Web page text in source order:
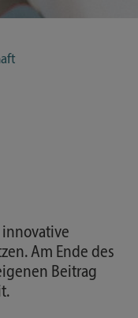
Am Ende des
Beitrag